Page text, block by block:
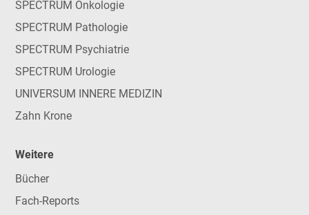
SPECTRUM Onkologie
SPECTRUM Pathologie
SPECTRUM Psychiatrie
SPECTRUM Urologie
UNIVERSUM INNERE MEDIZIN
Zahn Krone
Weitere
Bücher
Fach-Reports